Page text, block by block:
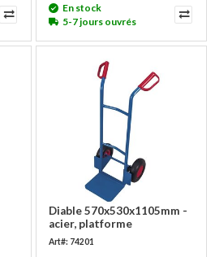
En stock
5-7 jours ouvrés
Diable 570x530x1105mm -
acier, platforme
320x250mm
Art#: 74201